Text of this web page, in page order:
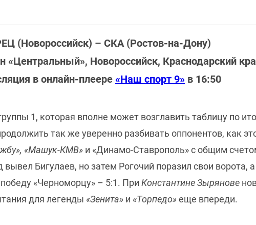
(Новороссийск) – СКА (Ростов-на-Дону)
«Центральный», Новороссийск, Краснодарский
в онлайн-плеере «Наш спорт 9» в 16:50
1, которая вполне может возглавить таблицу по
так же уверенно разбивать оппонентов, как
«Машук-КМВ» и «Динамо-Ставрополь» с общим
Бигулаев, но затем Рогочий поразил свои ворота,
«Черноморцу» – 5:1. При Константине Зырянове
для легенды «Зенита» и «Торпедо»еще впереди.